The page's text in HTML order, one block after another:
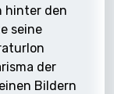
hinter den
seine
der
Bildern